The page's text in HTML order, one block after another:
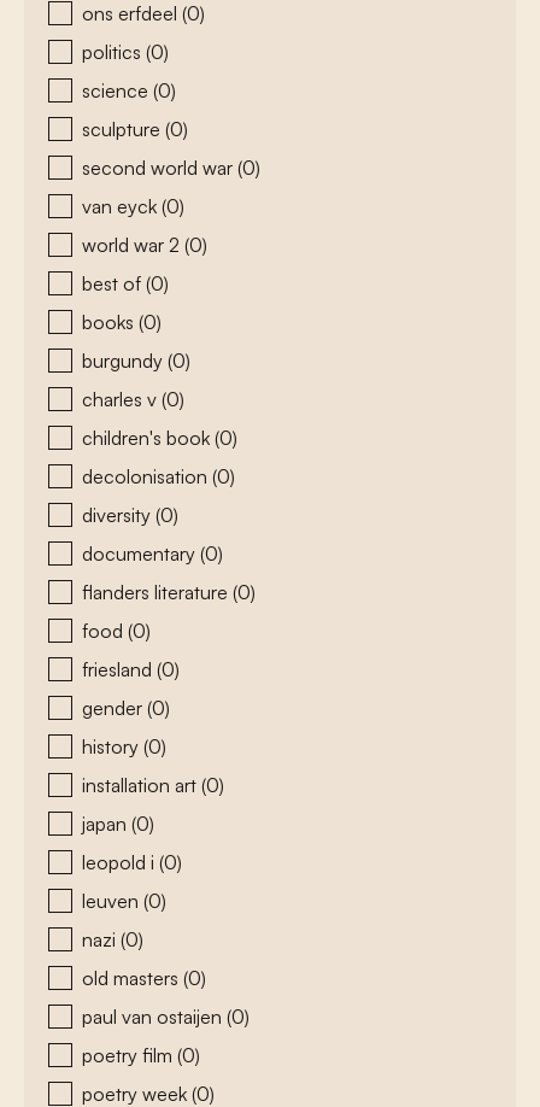
ons erfdeel (0)
politics (0)
science (0)
sculpture (0)
second world war (0)
van eyck (0)
world war 2 (0)
best of (0)
books (0)
burgundy (0)
charles v (0)
children's book (0)
decolonisation (0)
diversity (0)
documentary (0)
flanders literature (0)
food (0)
friesland (0)
gender (0)
history (0)
installation art (0)
japan (0)
leopold i (0)
leuven (0)
nazi (0)
old masters (0)
paul van ostaijen (0)
poetry film (0)
poetry week (0)